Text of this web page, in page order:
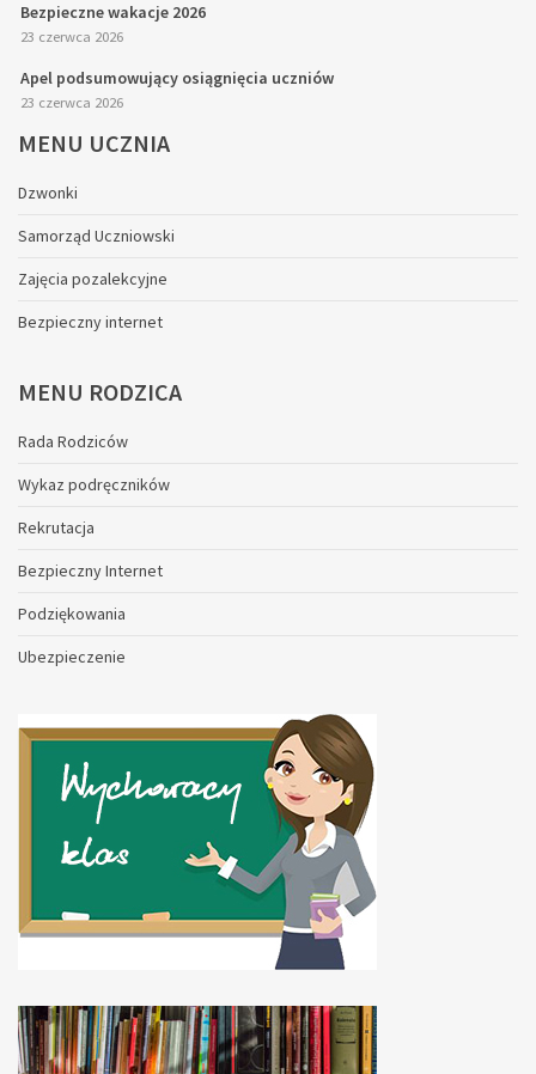
Bezpieczne wakacje 2026
23 czerwca 2026
Apel podsumowujący osiągnięcia uczniów
23 czerwca 2026
MENU UCZNIA
Dzwonki
Samorząd Uczniowski
Zajęcia pozalekcyjne
Bezpieczny internet
MENU RODZICA
Rada Rodziców
Wykaz podręczników
Rekrutacja
Bezpieczny Internet
Podziękowania
Ubezpieczenie